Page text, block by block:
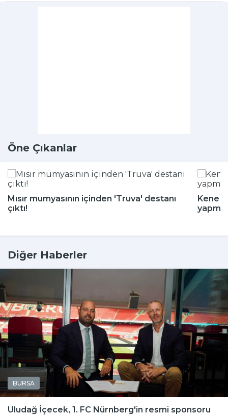
Öne Çıkanlar
Mısır mumyasının içinden 'Truva' destanı
çıktı!
Kene
Diğer Haberler
BURSA
Uludağ İçecek, 1. FC Nürnberg'in resmi sponsoru